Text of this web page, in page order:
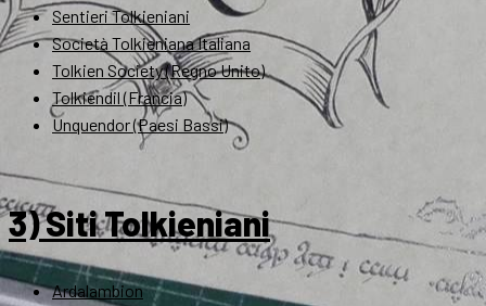
Sentieri Tolkieniani
Società Tolkieniana Italiana
Tolkien Society (Regno Unito)
Tolkiendil (Francia)
Unquendor (Paesi Bassi)
3) Siti Tolkieniani
Ardalambion